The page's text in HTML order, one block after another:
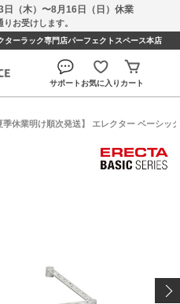
日（木）〜8月16日（日）休業
お受けします。
ーラック専門店パーフェクトスペース本店
サポートお気に入り カート
季休業明け順次発送】 エレクター ベーシッ